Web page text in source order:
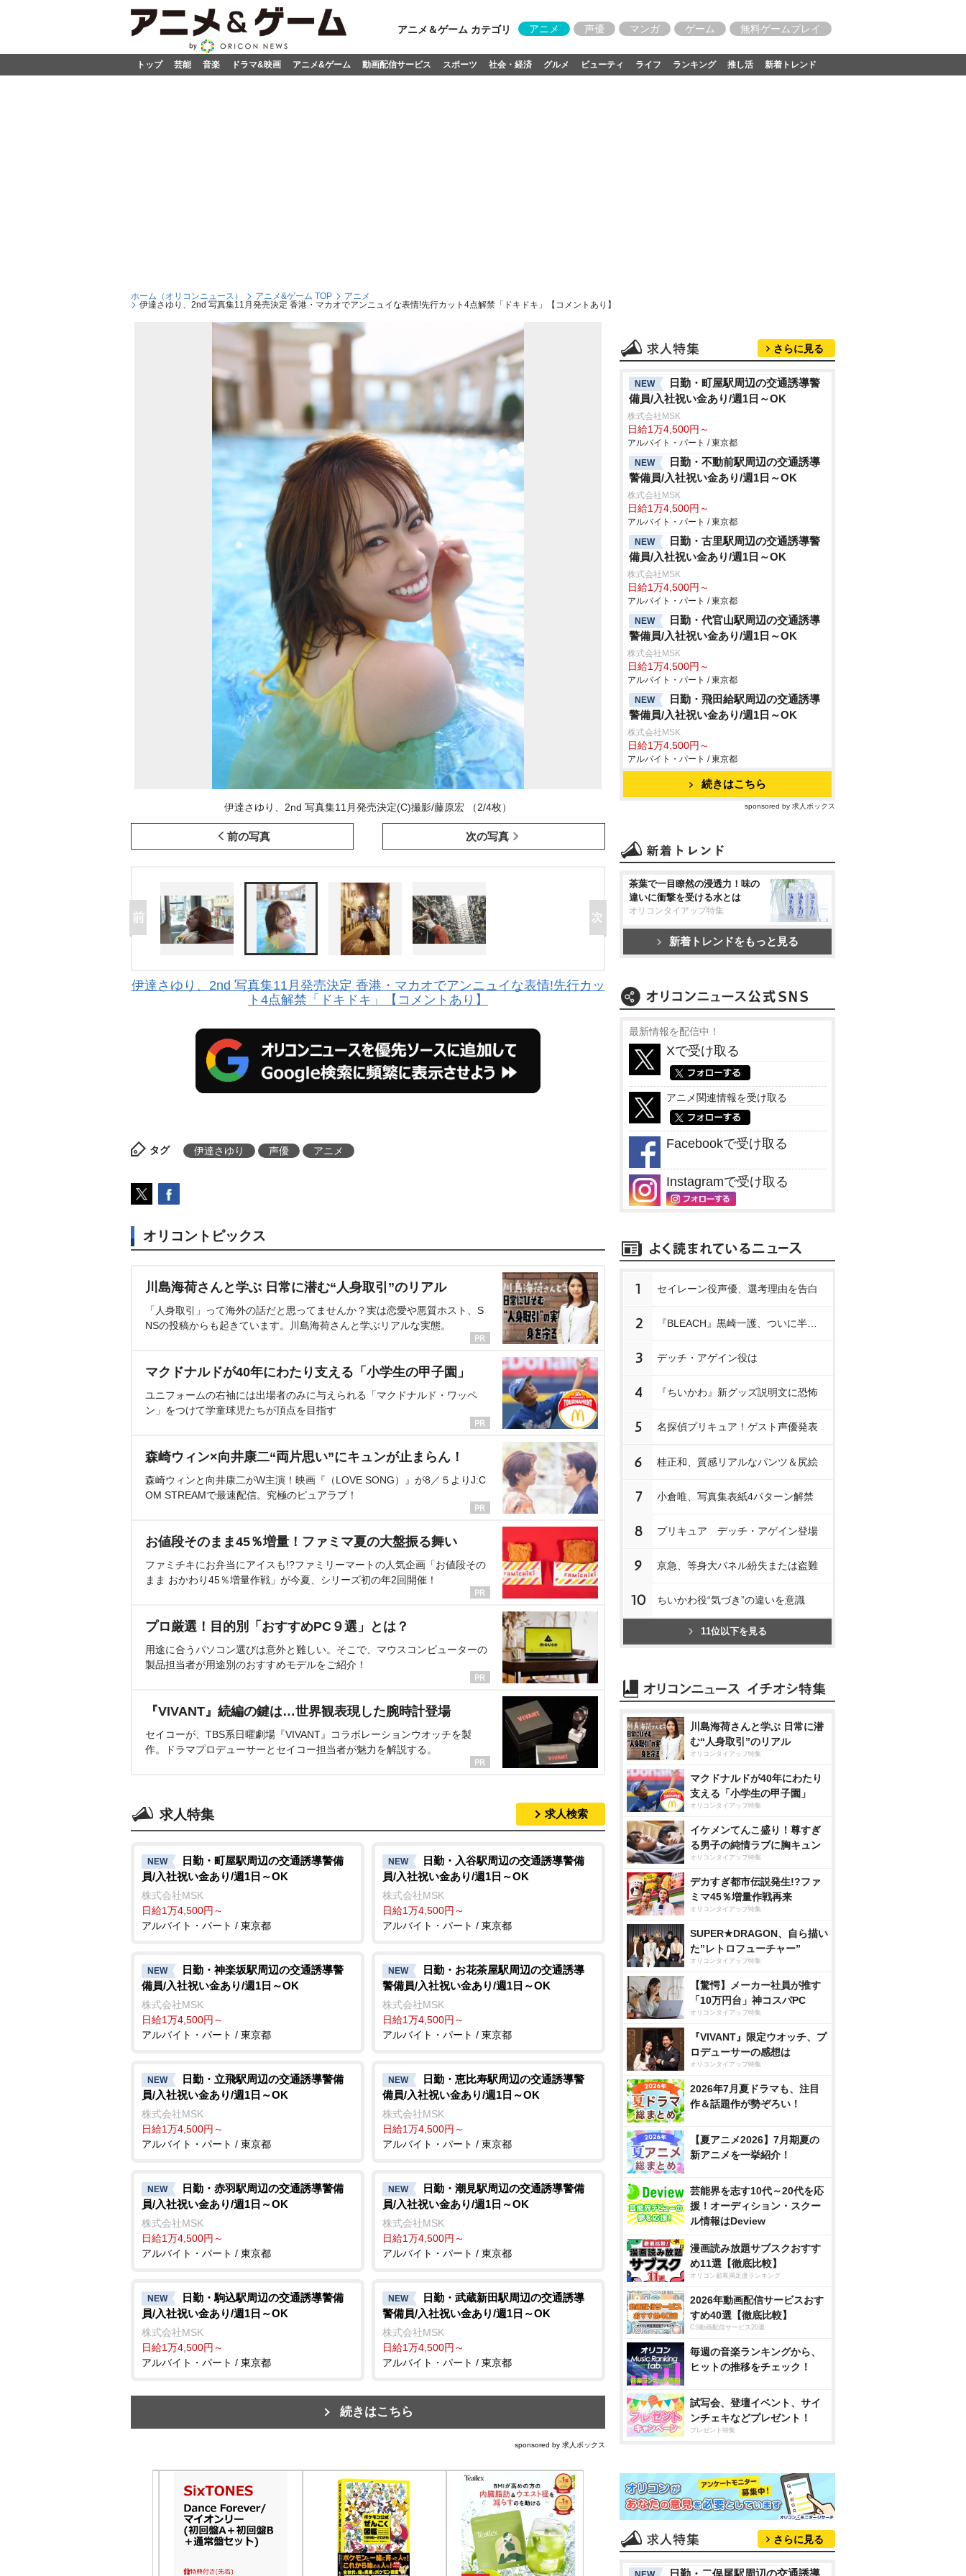
アニメ＆ゲーム カテゴリ アニメ 声優 マンガ ゲーム 無料ゲームプレイ
トップ 芸能 音楽 ドラマ&映画 アニメ&ゲーム 動画配信サービス スポーツ 社会・経済 グルメ ビューティ ライフ ランキング 推し活 新着トレンド
ホーム（オリコンニュース） アニメ&ゲーム TOP
アニメ
伊達さゆり、2nd 写真集11月発売決定 香港・マカオでアンニュイな表情!先行カット4点解禁「ドキドキ」【コメントあり】
伊達さゆり、2nd 写真集11月発売決定(C)撮影/藤原宏 （2/4枚）
前の写真 次の写真
伊達さゆり、2nd 写真集11月発売決定 香港・マカオでアンニュイな表情!先行カッ
ト4点解禁「ドキドキ」【コメントあり】
タグ 伊達さゆり 声優 アニメ
オリコントピックス
川島海荷さんと学ぶ 日常に潜む“人身取引”のリアル
「人身取引」って海外の話だと思ってませんか？実は恋愛や悪質ホスト、S
NSの投稿からも起きています。川島海荷さんと学ぶリアルな実態。
マクドナルドが40年にわたり支える「小学生の甲子園」
ユニフォームの右袖には出場者のみに与えられる「マクドナルド・ワッペ
ン」をつけて学童球児たちが頂点を目指す
森崎ウィン×向井康二“両片思い”にキュンが止まらん！
森崎ウィンと向井康二がW主演！映画『（LOVE SONG）』が8／５よりJ:C
OM STREAMで最速配信。究極のピュアラブ！
お値段そのまま45％増量！ファミマ夏の大盤振る舞い
ファミチキにお弁当にアイスも!?ファミリーマートの人気企画「お値段その
まま おかわり45％増量作戦」が今夏、シリーズ初の年2回開催！
プロ厳選！目的別「おすすめPC９選」とは？
用途に合うパソコン選びは意外と難しい。そこで、マウスコンピューターの
製品担当者が用途別のおすすめモデルをご紹介！
『VIVANT』続編の鍵は…世界観表現した腕時計登場
セイコーが、TBS系日曜劇場『VIVANT』コラボレーションウオッチを製
作。ドラマプロデューサーとセイコー担当者が魅力を解説する。
求人特集 求人検索
NEW
日勤・町屋駅周辺の交通誘導警備
員/入社祝い金あり/週1日～OK
株式会社MSK
日給1万4,500円～
アルバイト・パート / 東京都
NEW
日勤・入谷駅周辺の交通誘導警備
員/入社祝い金あり/週1日～OK
株式会社MSK
日給1万4,500円～
アルバイト・パート / 東京都
NEW
日勤・神楽坂駅周辺の交通誘導警
備員/入社祝い金あり/週1日～OK
株式会社MSK
日給1万4,500円～
アルバイト・パート / 東京都
NEW
日勤・お花茶屋駅周辺の交通誘導
警備員/入社祝い金あり/週1日～OK
株式会社MSK
日給1万4,500円～
アルバイト・パート / 東京都
NEW
日勤・立飛駅周辺の交通誘導警備
員/入社祝い金あり/週1日～OK
株式会社MSK
日給1万4,500円～
アルバイト・パート / 東京都
NEW
日勤・恵比寿駅周辺の交通誘導警
備員/入社祝い金あり/週1日～OK
株式会社MSK
日給1万4,500円～
アルバイト・パート / 東京都
NEW
日勤・赤羽駅周辺の交通誘導警備
員/入社祝い金あり/週1日～OK
株式会社MSK
日給1万4,500円～
アルバイト・パート / 東京都
NEW
日勤・潮見駅周辺の交通誘導警備
員/入社祝い金あり/週1日～OK
株式会社MSK
日給1万4,500円～
アルバイト・パート / 東京都
NEW
日勤・駒込駅周辺の交通誘導警備
員/入社祝い金あり/週1日～OK
株式会社MSK
日給1万4,500円～
アルバイト・パート / 東京都
NEW
日勤・武蔵新田駅周辺の交通誘導
警備員/入社祝い金あり/週1日～OK
株式会社MSK
日給1万4,500円～
アルバイト・パート / 東京都
続きはこちら
sponsored by 求人ボックス
さらに見る
NEW
日勤・町屋駅周辺の交通誘導警
備員/入社祝い金あり/週1日～OK
株式会社MSK
日給1万4,500円～
アルバイト・パート / 東京都
NEW
日勤・不動前駅周辺の交通誘導
警備員/入社祝い金あり/週1日～OK
株式会社MSK
日給1万4,500円～
アルバイト・パート / 東京都
NEW
日勤・古里駅周辺の交通誘導警
備員/入社祝い金あり/週1日～OK
株式会社MSK
日給1万4,500円～
アルバイト・パート / 東京都
NEW
日勤・代官山駅周辺の交通誘導
警備員/入社祝い金あり/週1日～OK
株式会社MSK
日給1万4,500円～
アルバイト・パート / 東京都
NEW
日勤・飛田給駅周辺の交通誘導
警備員/入社祝い金あり/週1日～OK
株式会社MSK
日給1万4,500円～
アルバイト・パート / 東京都
続きはこちら
sponsored by 求人ボックス
茶葉で一目瞭然の浸透力！味の
違いに衝撃を受ける水とは
オリコンタイアップ特集
新着トレンドをもっと見る
最新情報を配信中！
Xで受け取る
アニメ関連情報を受け取る
Facebookで受け取る
Instagramで受け取る
1 セイレーン役声優、選考理由を告白
2
3 デッチ・アゲイン役は
4 『ちいかわ』新グッズ説明文に恐怖
5 名探偵プリキュア！ゲスト声優発表
6 桂正和、質感リアルなパンツ＆尻絵
7 小倉唯、写真集表紙4パターン解禁
8 プリキュア デッチ・アゲイン登場
9 京急、等身大パネル紛失または盗難
10 ちいかわ役“気づき”の違いを意識
11位以下を見る
川島海荷さんと学ぶ 日常に潜
む“人身取引”のリアル
オリコンタイアップ特集
マクドナルドが40年にわたり
支える「小学生の甲子園」
オリコンタイアップ特集
イケメンてんこ盛り！尊すぎ
る男子の純情ラブに胸キュン
オリコンタイアップ特集
デカすぎ都市伝説発生!?ファ
ミマ45％増量作戦再来
オリコンタイアップ特集
SUPER★DRAGON、自ら描い
た”レトロフューチャー”
オリコンタイアップ特集
【驚愕】メーカー社員が推す
「10万円台」神コスパPC
オリコンタイアップ特集
『VIVANT』限定ウオッチ、プ
ロデューサーの感想は
オリコンタイアップ特集
2026年7月夏ドラマも、注目
作＆話題作が勢ぞろい！
【夏アニメ2026】7月期夏の
新アニメを一挙紹介！
芸能界を志す10代～20代を応
援！オーディション・スクー
ル情報はDeview
漫画読み放題サブスクおすす
め11選【徹底比較】
オリコン顧客満足度ランキング
2026年動画配信サービスおす
すめ40選【徹底比較】
CS動画配信サービス20選
毎週の音楽ランキングから、
ヒットの推移をチェック！
試写会、登壇イベント、サイ
ンチェキなどプレゼント！
プレゼント特集
さらに見る
日勤・二俣尾駅周辺の交通誘導